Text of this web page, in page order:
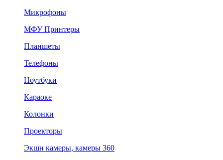
Микрофоны
МФУ Принтеры
Планшеты
Телефоны
Ноутбуки
Караоке
Колонки
Проекторы
Экшн камеры, камеры 360